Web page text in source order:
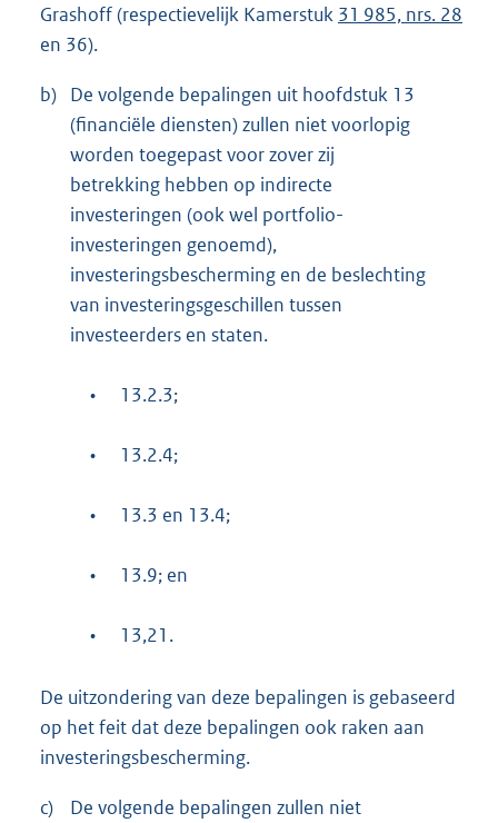
Grashoff (respectievelijk Kamerstuk 31 985, nrs. 28
en 36).
b) De volgende bepalingen uit hoofdstuk 13
(financiële diensten) zullen niet voorlopig
worden toegepast voor zover zij
betrekking hebben op indirecte
investeringen (ook wel portfolio-
investeringen genoemd),
investeringsbescherming en de beslechting
van investeringsgeschillen tussen
investeerders en staten.
• 13.2.3;
• 13.2.4;
• 13.3 en 13.4;
• 13.9; en
• 13,21.
De uitzondering van deze bepalingen is gebaseerd
op het feit dat deze bepalingen ook raken aan
investeringsbescherming.
c)
De volgende bepalingen zullen niet